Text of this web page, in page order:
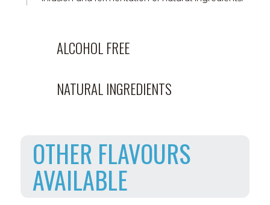
ALCOHOL FREE
NATURAL INGREDIENTS
OTHER FLAVOURS
AVAILABLE